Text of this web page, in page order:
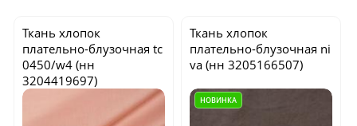
Ткань хлопок
плательно-блузочнаяtc
0450/w4 (нн
3204419697)
Ткань хлопок
плательно-блузочная ni
va (нн 3205166507)
НОВИНКА